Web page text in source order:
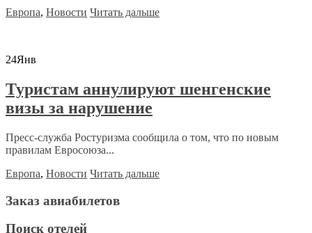
Европа, Новости Читать дальше
24Янв
Туристам аннулируют шенгенские
визы за нарушение
Пресс-служба Ростуризма сообщила о том, что по новым
правилам Евросоюза...
Европа, Новости Читать дальше
Заказ авиабилетов
Поиск отелей